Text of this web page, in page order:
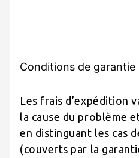
Conditions de garantie
Les frais d’expédition
la cause du problème
en distinguant les cas
(couverts par la